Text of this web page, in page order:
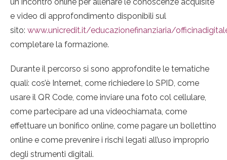
un incontro online per allenare le conoscenze acquisite
e video di approfondimento disponibili sul
sito: www.unicredit.it/educazionefinanziaria/
completare la formazione.
Durante il percorso si sono approfondite le tematiche
quali: cos’è Internet, come richiedere lo SPID, come
usare il QR Code, come inviare una foto col cellulare,
come partecipare ad una videochiamata, come
effettuare un bonifico online, come pagare un bollettino
online e come prevenire i rischi legati all’uso improprio
degli strumenti digitali.